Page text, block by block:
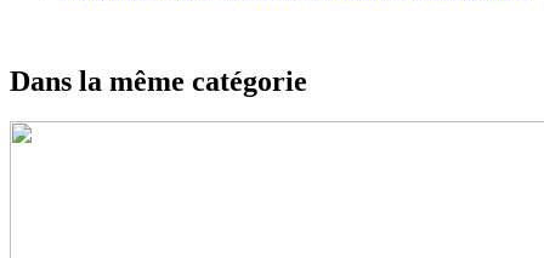
Dans la même catégorie